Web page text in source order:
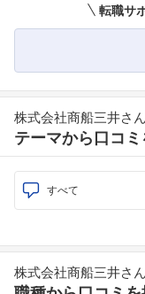
転職サ
株式会社商船三井さ
テーマから口コ
すべて
株式会社商船三井さ